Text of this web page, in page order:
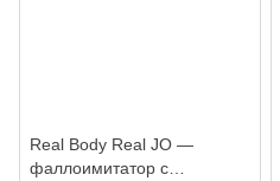
Real Body Real JO —
фаллоимитатор с